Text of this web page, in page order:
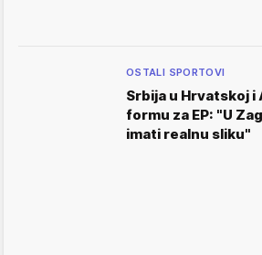
OSTALI SPORTOVI
Srbija u Hrvatskoj
formu za EP: "U
imati realnu sliku"